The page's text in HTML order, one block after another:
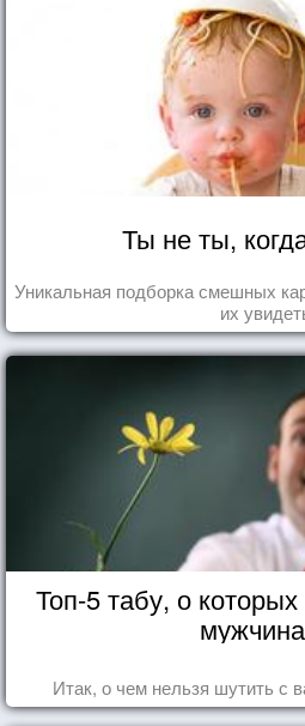
Ты не ты,
Уникальная подборка смешных
их
Топ-5 табу, о
Итак, о чем нельзя шутить с